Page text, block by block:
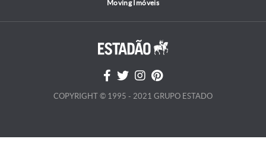
Moving Imóveis
COPYRIGHT © 1995 - 2021 GRUPO ESTADO